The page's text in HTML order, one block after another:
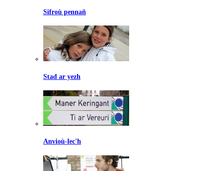
Sifroù pennañ
Stad ar yezh
Anvioù-lec'h